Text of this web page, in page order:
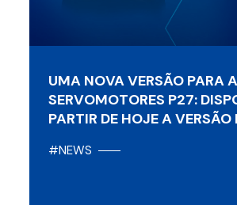
UMA NOVA VERSÃO PARA
SERVOMOTORES P27:
PARTIR DE HOJE A
#NEWS